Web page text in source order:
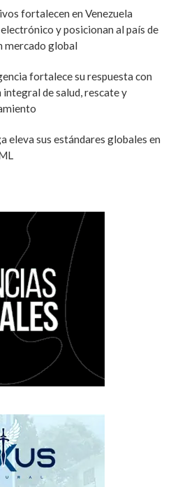
fortalecen en Venezuela
y posicionan al país de
mercado global
fortalece su respuesta con
integral de salud, rescate y
eleva sus estándares globales en